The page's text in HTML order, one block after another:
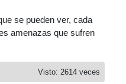
se pueden ver, cada
amenazas que sufren
Visto: 2614 veces